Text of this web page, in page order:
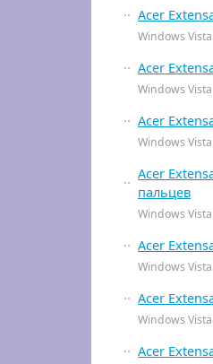
Acer
Windows
Acer
Windows
Acer
Windows Vista
Acer
пальцев
Windows Vista
Acer
Windows Vista
Acer
Windows Vista
Acer